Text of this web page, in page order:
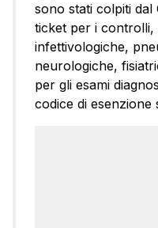
sono stati colpiti
ticket per i controlli,
infettivologiche,
neurologiche,
per gli esami
codice di esenzione